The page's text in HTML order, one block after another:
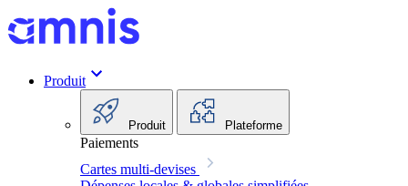
Produit
Produit Plateforme
Paiements
Cartes multi-devises